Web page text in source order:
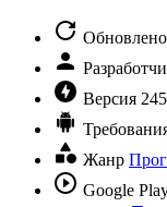
Обновлено
Версия
Жанр
Google